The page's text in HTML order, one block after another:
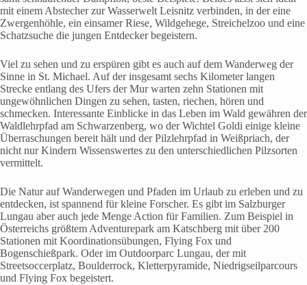
mit einem Abstecher zur Wasserwelt Leisnitz verbinden, in der eine
Zwergenhöhle, ein einsamer Riese, Wildgehege, Streichelzoo und eine
Schatzsuche die jungen Entdecker begeistern.
Viel zu sehen und zu erspüren gibt es auch auf dem Wanderweg der
Sinne in St. Michael. Auf der insgesamt sechs Kilometer langen
Strecke entlang des Ufers der Mur warten zehn Stationen mit
ungewöhnlichen Dingen zu sehen, tasten, riechen, hören und
schmecken. Interessante Einblicke in das Leben im Wald gewähren der
Waldlehrpfad am Schwarzenberg, wo der Wichtel Goldi einige kleine
Überraschungen bereit hält und der Pilzlehrpfad in Weißpriach, der
nicht nur Kindern Wissenswertes zu den unterschiedlichen Pilzsorten
vermittelt.
Die Natur auf Wanderwegen und Pfaden im Urlaub zu erleben und zu
entdecken, ist spannend für kleine Forscher. Es gibt im Salzburger
Lungau aber auch jede Menge Action für Familien. Zum Beispiel in
Österreichs größtem Adventurepark am Katschberg mit über 200
Stationen mit Koordinationsübungen, Flying Fox und
Bogenschießpark. Oder im Outdoorparc Lungau, der mit
Streetsoccerplatz, Boulderrock, Kletterpyramide, Niedrigseilparcours
und Flying Fox begeistert.